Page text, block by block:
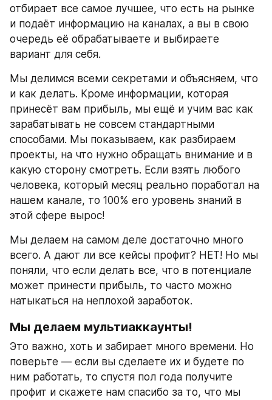
отбирает все самое лучшее, что есть на рынке
и подаёт информацию на каналах, а вы в свою
очередь её обрабатываете и выбираете
вариант для себя.
Мы делимся всеми секретами и объясняем, что
и как делать. Кроме информации, которая
принесёт вам прибыль, мы ещё и учим вас как
зарабатывать не совсем стандартными
способами. Мы показываем, как разбираем
проекты, на что нужно обращать внимание и в
какую сторону смотреть. Если взять любого
человека, который месяц реально поработал на
нашем канале, то 100% его уровень знаний в
этой сфере вырос!
Мы делаем на самом деле достаточно много
всего. А дают ли все кейсы профит? НЕТ! Но мы
поняли, что если делать все, что в потенциале
может принести прибыль, то часто можно
натыкаться на неплохой заработок.
Мы делаем мультиаккаунты!
Это важно, хоть и забирает много времени. Но
поверьте — если вы сделаете их и будете по
ним работать, то спустя пол года получите
профит и скажете нам спасибо за то, что мы